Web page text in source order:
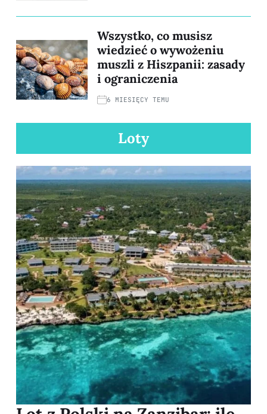
Wszystko, co musisz
wiedzieć o wywożeniu
muszli z Hiszpanii: zasady
i ograniczenia
6 MIESIĘCY TEMU
Loty